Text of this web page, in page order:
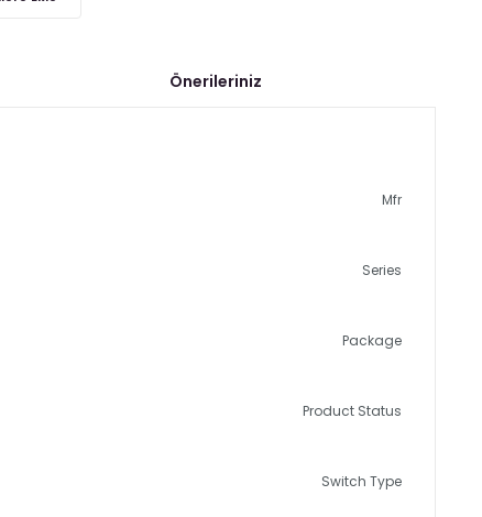
Önerileriniz
Mfr
Series
Package
Product Status
Switch Type